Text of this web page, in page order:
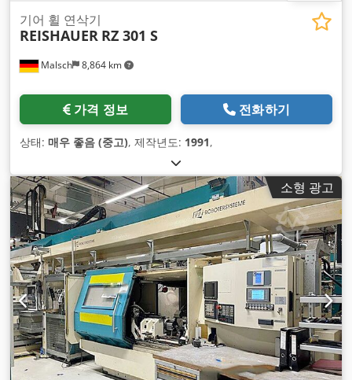
Malsch 8,864 km
기어 휠 연삭기
REISHAUER RZ 301 S
가격 정보 전화하기
상태: 매우 좋음 (중고), 제작년도: 1991,
소형 광고